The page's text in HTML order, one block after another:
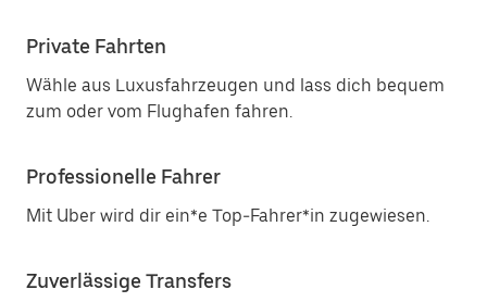
Private Fahrten
Wähle aus Luxusfahrzeugen und lass dich bequem
zum oder vom Flughafen fahren.
Professionelle Fahrer
Mit Uber wird dir ein*e Top-Fahrer*in zugewiesen.
Zuverlässige Transfers